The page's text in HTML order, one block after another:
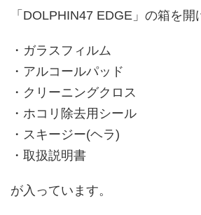
「DOLPHIN47 EDGE」の箱を開
・ガラスフィルム
・アルコールパッド
・クリーニングクロス
・ホコリ除去用シール
・スキージー(ヘラ)
・取扱説明書
が入っています。